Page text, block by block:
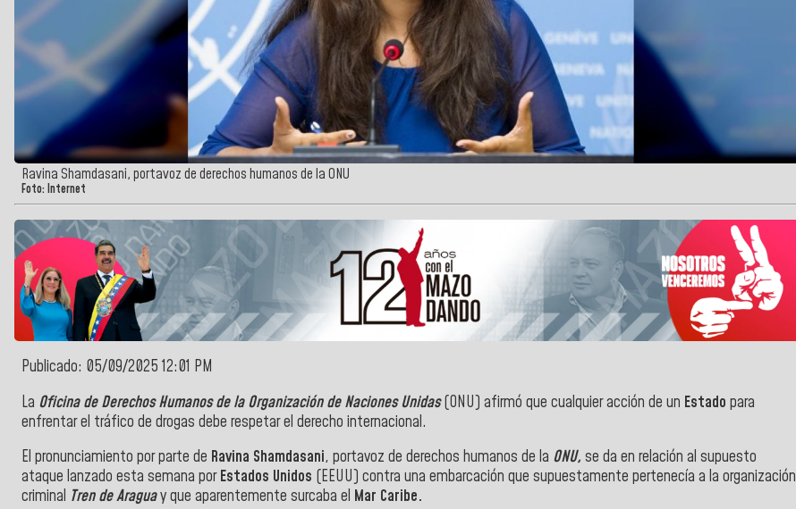
Ravina Shamdasani, portavoz de derechos humanos de la ONU
Foto: Internet
Publicado: 05/09/2025 12:01 PM
La Oficina de Derechos Humanos de la Organización de Naciones Unidas(ONU) afirmó que cualquier acción de un Estado para
enfrentar el tráfico de drogas debe respetar el derecho internacional.
El pronunciamiento por parte de Ravina Shamdasani, portavoz de derechos humanos de la ONU, se da en relación al supuesto
ataque lanzado esta semana porEstados Unidos (EEUU) contra una embarcación que supuestamente pertenecía a la organización
criminal Tren de Araguay que aparentemente surcaba el Mar Caribe.